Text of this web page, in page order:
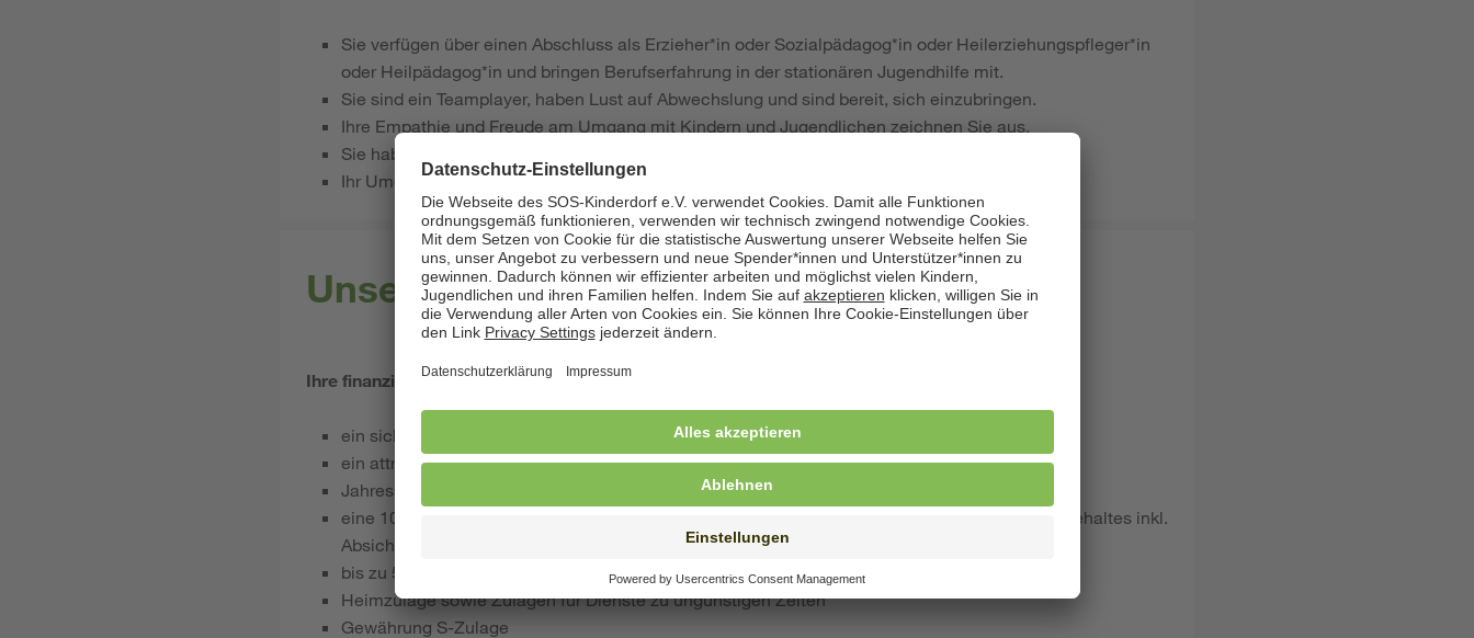
Sie verfügen über einen Abschluss als Erzieher*in oder Sozialpädagog*in oder Heilerziehungspfleger*in
oder Heilpädagog*in und bringen Berufserfahrung in der stationären Jugendhilfe mit.
Sie sind ein Teamplayer, haben Lust auf Abwechslung und sind bereit, sich einzubringen.
Ihre Empathie und Freude am Umgang mit Kindern und Jugendlichen zeichnen Sie aus.
Sie haben eine große Bereitschaft, sich kontinuierlich weiterzuentwickeln und zu lernen.
Ihr Umgang mit Nähe und Distanz zu den betreuten jungen Menschen ist professionell.
Unsere Leistungen als Arbeitgeber:
Ihre finanziellen Vorteile
ein sicherer Arbeitsplatz mit einem unbefristeten Arbeitsvertrag
ein attraktives, am TVöD SuE orientiertes Gehalt
Jahressonderzahlung und vermögenswirksame Leistungen
eine 100 % arbeitgeberfinanzierte Altersvorsorge in Höhe von 6,9 % des monatlichen Bruttogehaltes inkl.
Absicherung bei Erwerbsunfähigkeit
bis zu 500 € pro Jahr für Fahrtkosten im ÖPNV
Heimzulage sowie Zulagen für Dienste zu ungünstigen Zeiten
Gewährung S-Zulage